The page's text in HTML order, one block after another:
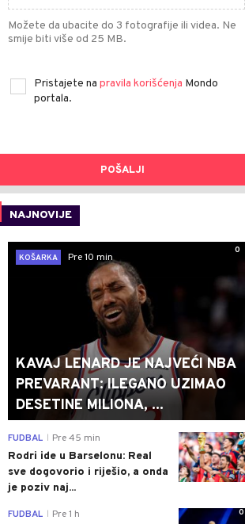
Možete da ubacite do 3 fotografije ili videa. Ne
smije biti više od 25 MB.
Pristajete na pravila korišćenja Mondo
portala.
POŠALJI
NAJNOVIJE
0
KOŠARKA
Pre 10 min
KAVAJ LENARD JE NAJVEĆI NBA
PREVARANT: ILEGANO UZIMAO
DESETINE MILIONA, ...
0
FUDBAL Pre 45 min
Rodri ide u Barselonu: Real
sve dogovorio i riješio, a onda
je poziv naj...
0
FUDBAL Pre 1 h